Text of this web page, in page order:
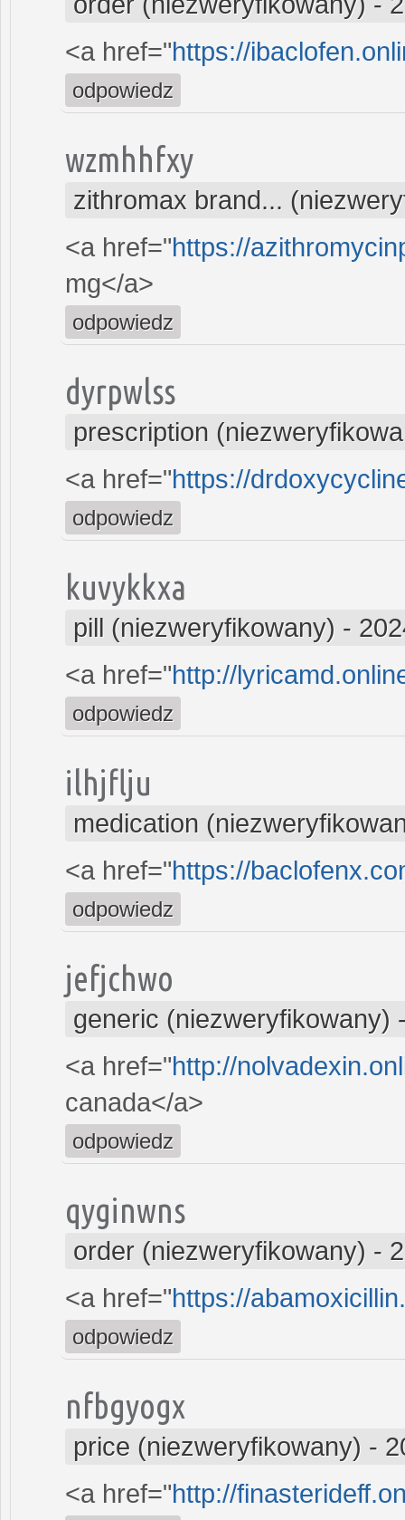
<a href="https://
odpowiedz
wzmhhfxy
zithromax brand...
<a href="https://
mg</a>
odpowiedz
dyrpwlss
prescription
<a href="https://
odpowiedz
kuvykkxa
pill (niezweryfikowany) -
<a href="http://
odpowiedz
ilhjflju
medication
<a href="https://
odpowiedz
jefjchwo
generic (niezweryfikowany)
<a href="http://
canada</a>
odpowiedz
qyginwns
order (niezweryfikowany) -
<a href="https://
odpowiedz
nfbgyogx
price (niezweryfikowany) -
<a href="http://